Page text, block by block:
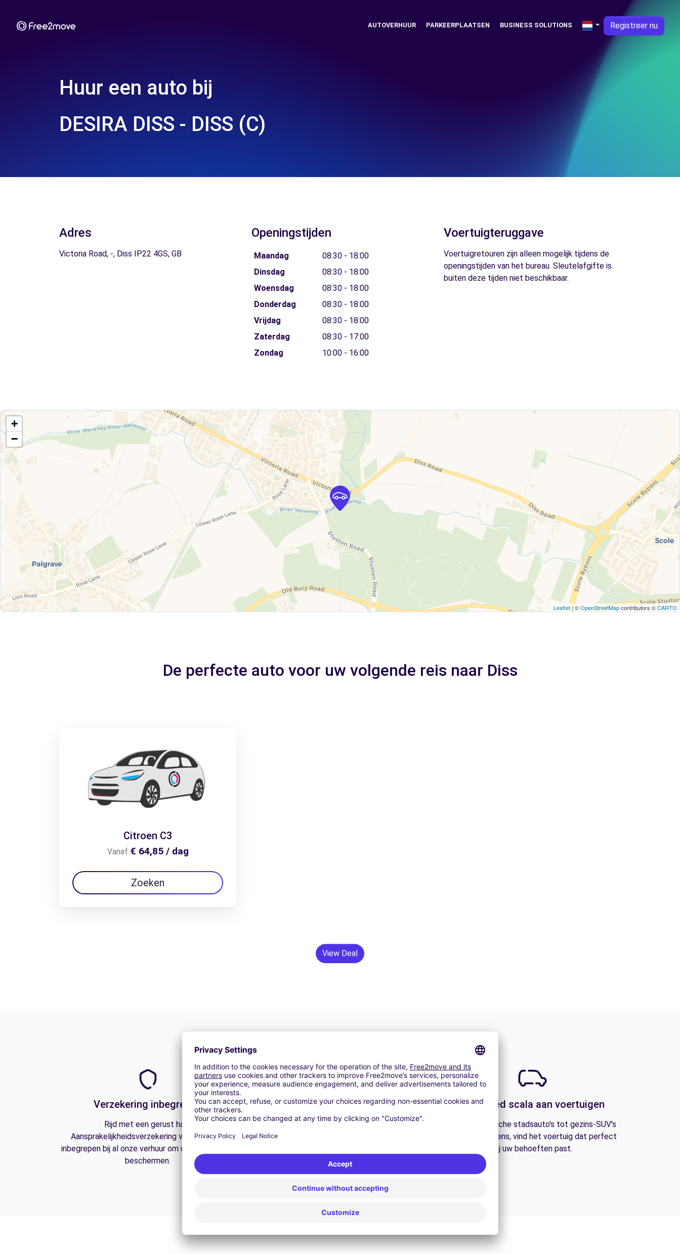
AUTOVERHUUR PARKEERPLAATSEN BUSINESS SOLUTIONS Registreer nu
Huur een auto bij
DESIRA DISS - DISS (C)
Adres
Victoria Road, -, Diss IP22 4GS, GB
Openingstijden
Maandag
08:30 - 18:00
Dinsdag
08:30 - 18:00
Woensdag
08:30 - 18:00
Donderdag
08:30 - 18:00
Vrijdag
08:30 - 18:00
Zaterdag
08:30 - 17:00
Zondag
10:00 - 16:00
Voertuigteruggave
Voertuigretouren zijn alleen mogelijk tijdens de
openingstijden van het bureau. Sleutelafgifte is
buiten deze tijden niet beschikbaar.
+
−
Leaflet | ©OpenStreetMapcontributors ©CARTO
De perfecte auto voor uw volgende reis naar Diss
Citroen C3
Vanaf € 64,85 / dag
Zoeken
View Deal
Verzekering inbegrepen
Rijd met een gerust hart.
Aansprakelijkheidsverzekering van derden is
inbegrepen bij al onze verhuur om u op de weg te
beschermen.
24/7 Assistentie
Problemen op de weg? Onze
ondersteuningsdienst is te allen tijde beschikbaar
Een breed scala aan voertuigen
Van economische stadsauto's tot gezins-SUV's
en bestelwagens, vind het voertuig dat perfect
bij uw behoeften past.